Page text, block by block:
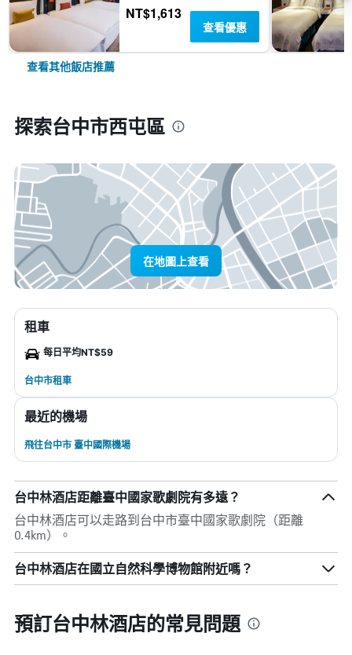
NT$1,613
查看優惠
查看其他飯店推薦
探索台中市西屯區
在地圖上查看
租車
每日平均NT$59
台中市租車
最近的機場
飛往台中市 臺中國際機場
台中林酒店距離臺中國家歌劇院有多遠？
台中林酒店可以走路到台中市臺中國家歌劇院（距離
0.4km）。
台中林酒店在國立自然科學博物館附近嗎？
預訂台中林酒店的常見問題